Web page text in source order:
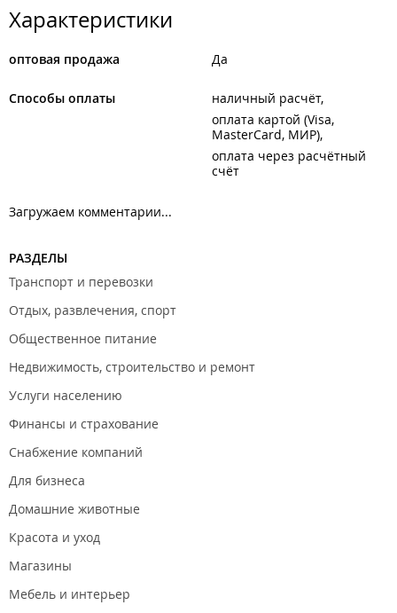
Характеристики
оптовая продажа Да
Способы оплаты
наличный расчёт
оплата картой (Visa,
MasterCard, МИР)
оплата через расчётный
счёт
Загружаем комментарии...
РАЗДЕЛЫ
Транспорт и перевозки
Отдых, развлечения, спорт
Общественное питание
Недвижимость, строительство и ремонт
Услуги населению
Финансы и страхование
Снабжение компаний
Для бизнеса
Домашние животные
Красота и уход
Магазины
Мебель и интерьер